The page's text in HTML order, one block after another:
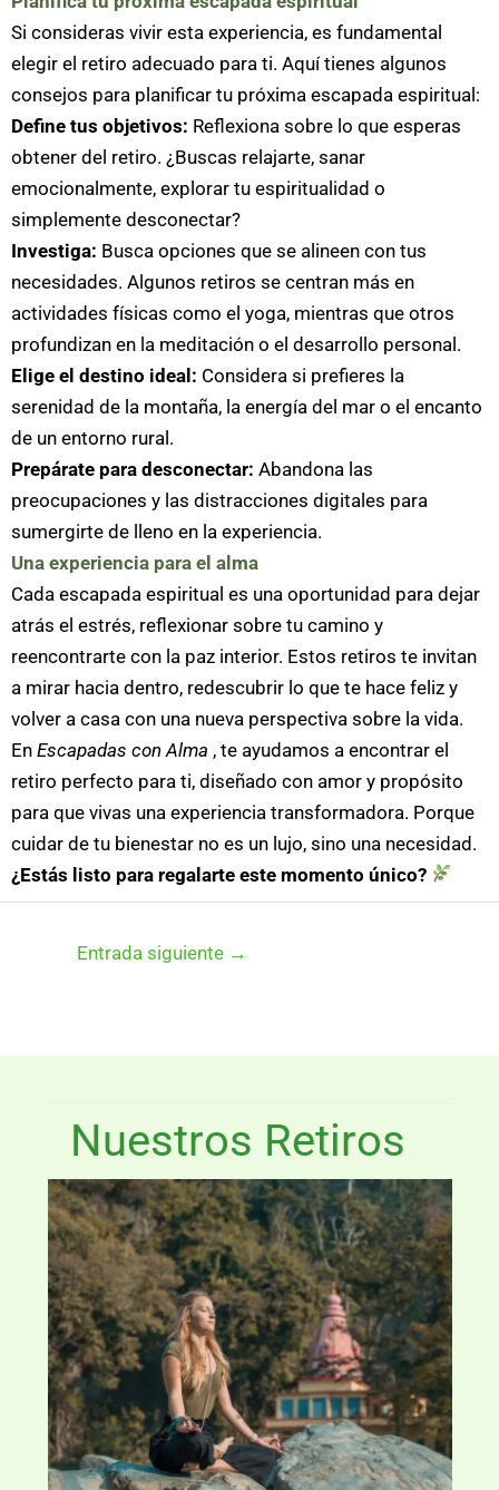
Si consideras vivir esta experiencia, es fundamental
elegir el retiro adecuado para ti. Aquí tienes algunos
consejos para planificar tu próxima escapada espiritual:
Define tus objetivos: Reflexiona sobre lo que esperas
obtener del retiro. ¿Buscas relajarte, sanar
emocionalmente, explorar tu espiritualidad o
simplemente desconectar?
Investiga: Busca opciones que se alineen con tus
necesidades. Algunos retiros se centran más en
actividades físicas como el yoga, mientras que otros
profundizan en la meditación o el desarrollo personal.
Elige el destino ideal: Considera si prefieres la
serenidad de la montaña, la energía del mar o el encanto
de un entorno rural.
Prepárate para desconectar: ​​Abandona las
preocupaciones y las distracciones digitales para
sumergirte de lleno en la experiencia.
Una experiencia para el alma
Cada escapada espiritual es una oportunidad para dejar
atrás el estrés, reflexionar sobre tu camino y
reencontrarte con la paz interior. Estos retiros te invitan
a mirar hacia dentro, redescubrir lo que te hace feliz y
volver a casa con una nueva perspectiva sobre la vida.
En Escapadas con Alma , te ayudamos a encontrar el
retiro perfecto para ti, diseñado con amor y propósito
para que vivas una experiencia transformadora. Porque
cuidar de tu bienestar no es un lujo, sino una necesidad.
¿Estás listo para regalarte este momento único?
Entrada siguiente →
Nuestros Retiros